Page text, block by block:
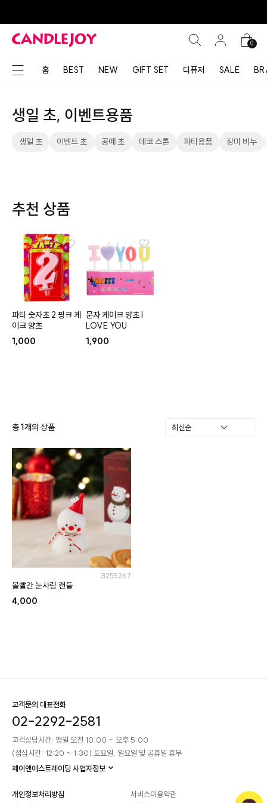
0
홈 BEST NEW GIFT SET 디퓨저 SALE
생일 초, 이벤트용품
생일 초 이벤트 초 공예 초 데코 스톤 파티용품 장미 비누
추천 상품
파티 숫자초 2 핑크 케
이크 양초
1,000
문자 케이크 양초 I
LOVE YOU
1,900
총1개의 상품
3255267
볼빨간 눈사람 캔들
4,000
고객문의 대표전화
02-2292-2581
고객상담시간: 평일 오전 10:00 ~ 오후 5:00
(점심시간: 12:20 ~ 1:30) 토요일, 일요일 및 공휴일 휴무
제이앤에스트레이딩 사업자정보
개인정보처리방침
서비스이용약관